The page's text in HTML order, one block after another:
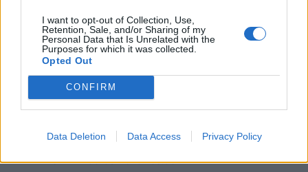
I want to opt-out of Collection, Use,
Retention, Sale, and/or Sharing of my
Personal Data that Is Unrelated with the
Purposes for which it was collected.
Opted Out
CONFIRM
Data Deletion Data Access Privacy Policy
ΤΕΛΕΥΤΑΙΑ ΝΕΑ
FDA: Πράσινο φως στο πρώτο εμβόλιο γρίπης mRNA
της Moderna – Τι δείχνουν οι μελέτες»
Ιός Δυτικού Νείλου: 23 νέα κρούσματα μέσα σε μία
εβδομάδα, έξι θάνατοι
ΕΠΙΚΑΙΡΌΤΗΤΑ 06/08/2026 - 09:00